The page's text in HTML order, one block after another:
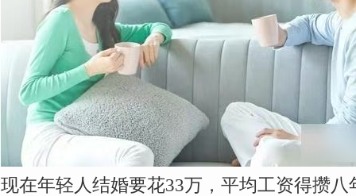
现在年轻人结婚要花33万，平均工资得攒